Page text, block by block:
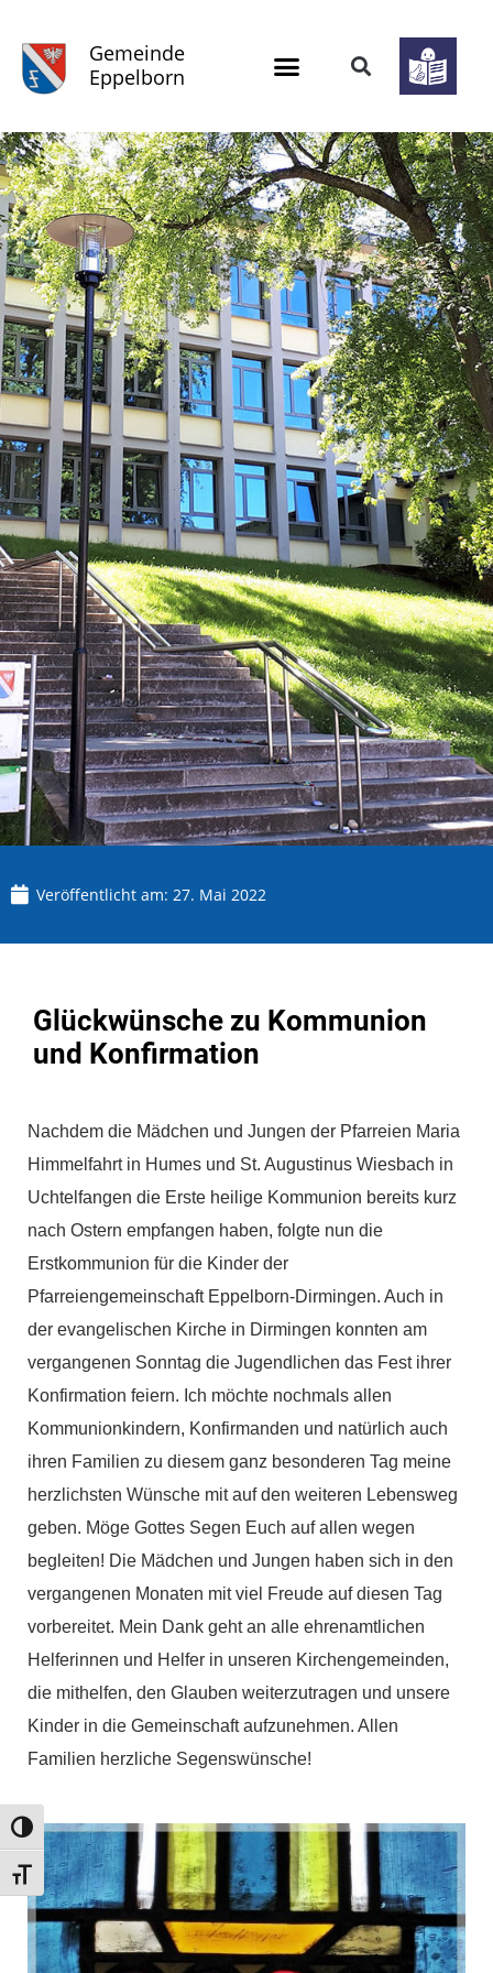
Umschalten auf hohe Kontraste
Schrift vergrößern
Gemeinde
Eppelborn
Veröffentlicht am: 27. Mai 2022
Glückwünsche zu Kommunion
und Konfirmation
Nachdem die Mädchen und Jungen der Pfarreien Maria
Himmelfahrt in Humes und St. Augustinus Wiesbach in
Uchtelfangen die Erste heilige Kommunion bereits kurz
nach Ostern empfangen haben, folgte nun die
Erstkommunion für die Kinder der
Pfarreiengemeinschaft Eppelborn-Dirmingen. Auch in
der evangelischen Kirche in Dirmingen konnten am
vergangenen Sonntag die Jugendlichen das Fest ihrer
Konfirmation feiern. Ich möchte nochmals allen
Kommunionkindern, Konfirmanden und natürlich auch
ihren Familien zu diesem ganz besonderen Tag meine
herzlichsten Wünsche mit auf den weiteren Lebensweg
geben. Möge Gottes Segen Euch auf allen wegen
begleiten! Die Mädchen und Jungen haben sich in den
vergangenen Monaten mit viel Freude auf diesen Tag
vorbereitet. Mein Dank geht an alle ehrenamtlichen
Helferinnen und Helfer in unseren Kirchengemeinden,
die mithelfen, den Glauben weiterzutragen und unsere
Kinder in die Gemeinschaft aufzunehmen. Allen
Familien herzliche Segenswünsche!